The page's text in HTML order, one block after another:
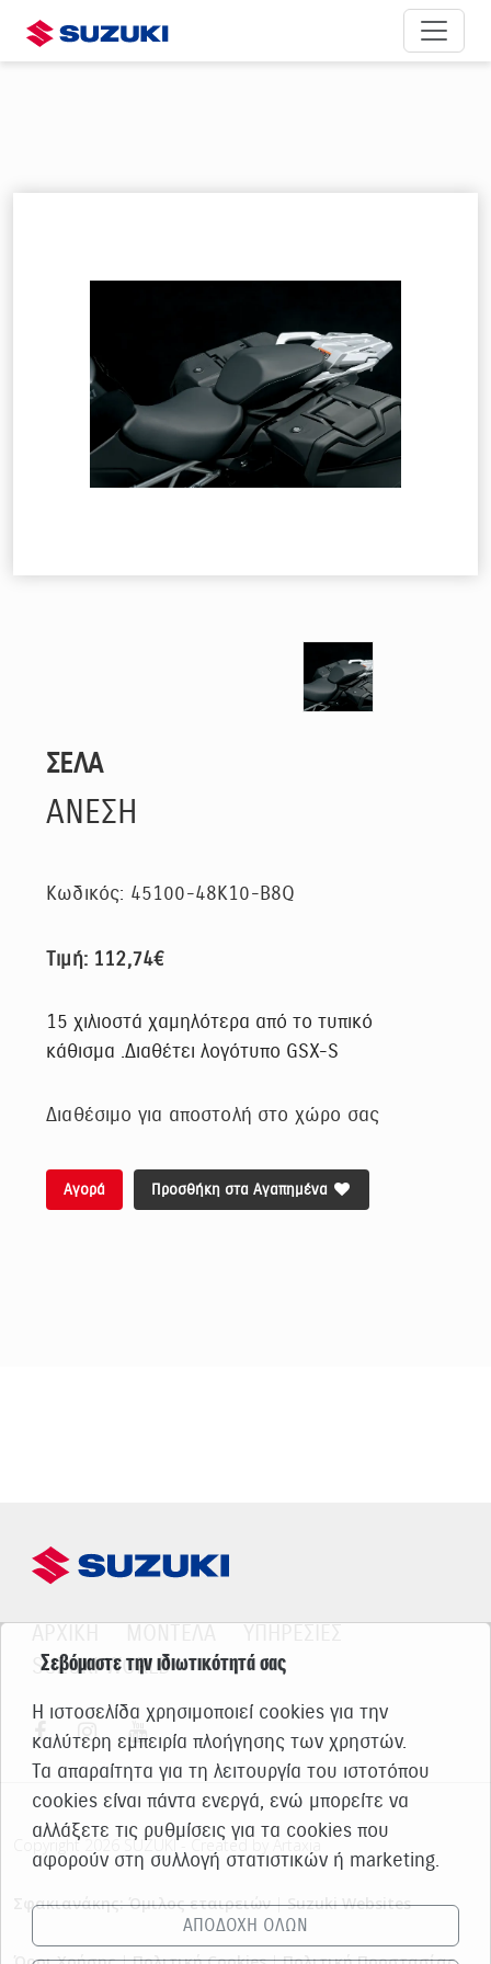
ΣΕΛΑ
ΑΝΕΣΗ
Κωδικός: 45100-48K10-B8Q
Τιμή: 112,74€
15 χιλιοστά χαμηλότερα από το τυπικό
κάθισμα .Διαθέτει λογότυπο GSX-S
Διαθέσιμο για αποστολή στο χώρο σας
Αγορά Προσθήκη στα Αγαπημένα
SUZUKI WORLD
Copyright 2026 SUZUKI - Created by Artaxia
Σφακιανάκης: Όμιλος εταιρειών|Suzuki Websites
Σεβόμαστε την ιδιωτικότητά σας
Η ιστοσελίδα χρησιμοποιεί cookies για την
καλύτερη εμπειρία πλοήγησης των χρηστών.
Τα απαραίτητα για τη λειτουργία του ιστοτόπου
cookies είναι πάντα ενεργά, ενώ μπορείτε να
αλλάξετε τις ρυθμίσεις για τα cookies που
αφορούν στη συλλογή στατιστικών ή marketing.
ΑΠΟΔΟΧΗ ΟΛΩΝ